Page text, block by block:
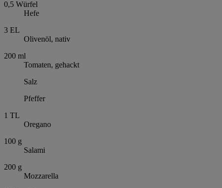
0,5 Würfel
Hefe
3 EL
Olivenöl, nativ
200 ml
Tomaten, gehackt
Salz
Pfeffer
1 TL
Oregano
100 g
Salami
200 g
Mozzarella